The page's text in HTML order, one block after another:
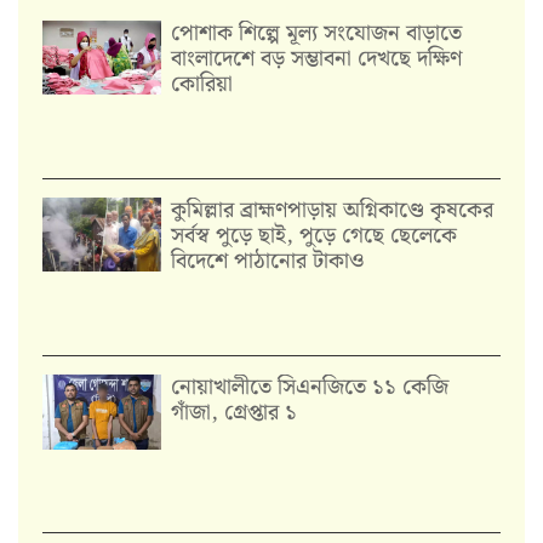
পোশাক শিল্পে মূল্য সংযোজন বাড়াতে
বাংলাদেশে বড় সম্ভাবনা দেখছে দক্ষিণ
কোরিয়া
কুমিল্লার ব্রাহ্মণপাড়ায় অগ্নিকাণ্ডে কৃষকের
সর্বস্ব পুড়ে ছাই, পুড়ে গেছে ছেলেকে
বিদেশে পাঠানোর টাকাও
নোয়াখালীতে সিএনজিতে ১১ কেজি
গাঁজা, গ্রেপ্তার ১